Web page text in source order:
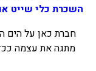
השכרת כלי שייט
חברת כאן על הים
מתגה את עצמה